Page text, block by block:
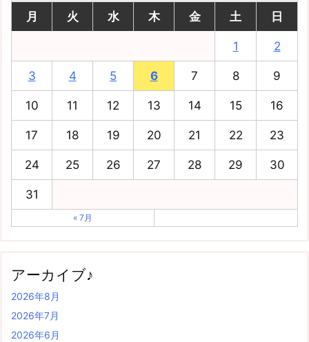
月 火 水 木 金 土 日
1 2
3 4 5 6 7 8 9
10 11 12 13 14 15 16
17 18 19 20 21 22 23
24 25 26 27 28 29 30
31
« 7月
アーカイブ♪
2026年8月
2026年7月
2026年6月